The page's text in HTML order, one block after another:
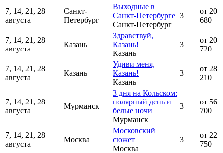
7, 14, 21, 28
августа
Санкт-
Петербург
Выходные в
Санкт-Петербурге
Санкт-Петербург
3
от 20
680
7, 14, 21, 28
августа
Казань
Здравствуй,
Казань!
Казань
3
от 20
720
7, 14, 21, 28
августа
Казань
Удиви меня,
Казань!
Казань
3
от 28
210
7, 14, 21, 28
августа
Мурманск
3 дня на Кольском:
полярный день и
белые ночи
Мурманск
3
от 56
700
7, 14, 21, 28
августа
Москва
Московский
сюжет
Москва
3
от 22
750